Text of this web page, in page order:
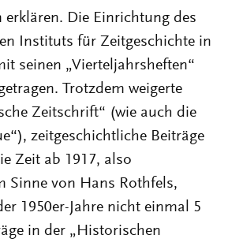
erklären. Die Einrichtung des
Instituts für Zeitgeschichte in
seinen „Vierteljahrsheften“
Trotzdem weigerte
Zeitschrift“ (wie auch die
zeitgeschichtliche Beiträge
Zeit ab 1917, also
Sinne von Hans Rothfels,
1950er-Jahre nicht einmal 5
in der „Historischen